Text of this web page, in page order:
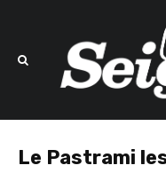
Le Pastrami